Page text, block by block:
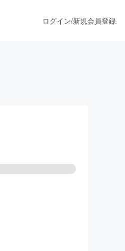
ログイン/新規会員登録